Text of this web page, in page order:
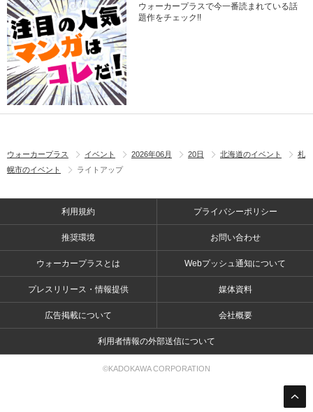
ウォーカープラスで今一番読まれている話
題作をチェック!!
ウォーカープラス イベント 2026年06月 20日 北海道のイベント
札
幌市のイベント
ライトアップ
利用規約 プライバシーポリシー
推奨環境 お問い合わせ
ウォーカープラスとは Webプッシュ通知について
プレスリリース・情報提供 媒体資料
広告掲載について 会社概要
利用者情報の外部送信について
©KADOKAWA CORPORATION